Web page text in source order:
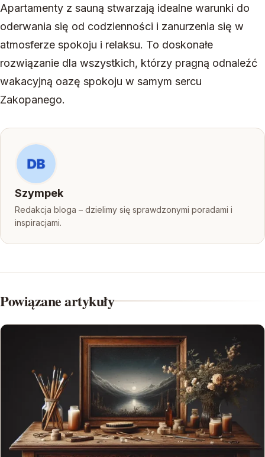
Apartamenty z sauną stwarzają idealne warunki do
oderwania się od codzienności i zanurzenia się w
atmosferze spokoju i relaksu. To doskonałe
rozwiązanie dla wszystkich, którzy pragną odnaleźć
wakacyjną oazę spokoju w samym sercu
Zakopanego.
Szympek
Redakcja bloga – dzielimy się sprawdzonymi poradami i
inspiracjami.
Powiązane artykuły